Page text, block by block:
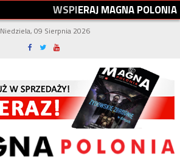
WSPIERAJMAGNAPOLONIA
Niedziela, 09 Sierpnia 2026